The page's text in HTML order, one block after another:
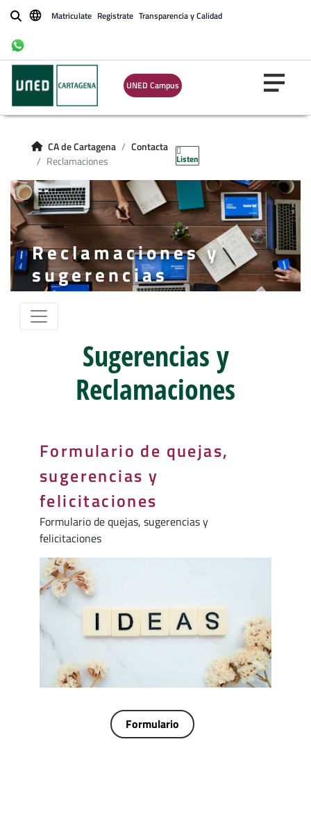
BuscarMatriculate Registrate Transparencia y Calidad
UNED Campus
CA de Cartagena
Contacta
Reclamaciones
Listen
Reclamaciones y
sugerencias
Sugerencias y
Reclamaciones
Formulario de quejas,
sugerencias y
felicitaciones
Formulario de quejas, sugerencias y
felicitaciones
Formulario